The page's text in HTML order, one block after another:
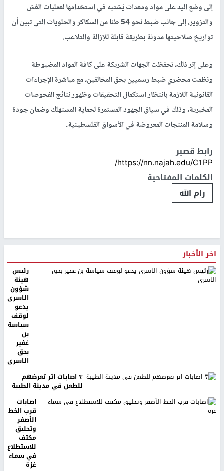
إلى وضع اليد على مواد ومعدات يُشتبه في استخدامها لعمليات الغش
والتزوير، إلى جانب ضبط نحو 54 طنا من السكاكر والحلويات التي تبين أن
تواريخ صلاحيتها مدونة بطريقة قابلة للإزالة والتلاعب.
وعلى إثر ذلك، تحفظت الجهات الشريكة على كافة المواد المضبوطة
ونظمت محضري ضبط رسميين بحق المخالفين، مع مباشرة الإجراءات
القانونية اللازمة بانتظار استكمال التحقيقات وظهور نتائج الفحوصات
المخبرية، وذلك في سياق الجهود المستمرة لحماية المستهلك وضمان جودة
وسلامة المنتجات المعروضة في الأسواق الفلسطينية.
رابط قصير
https://nn.najah.edu/C1PP/
الكلمات المفتاحية
رام الله
اخر الأخبار
رئيس
هيئة
شؤون
الاسرى
يدعو
لوقف
سياسة
بن
غفير
بحق
الاسرى
٣ اصابات اثر تعرضهم
للطعن في مدينة الطيبة
اصابات
قرب الخط
الأصفر
وتحليق
مكثف
للاستطلاع
في سماء
غزة